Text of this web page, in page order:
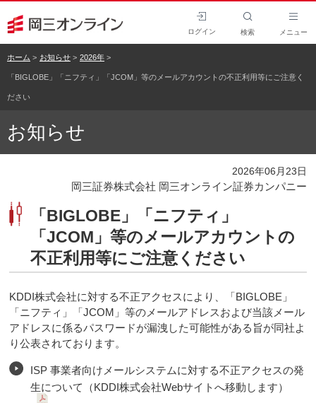
ログイン 検索 メニュー
ホーム お知らせ 2026年
「BIGLOBE」「ニフティ」「JCOM」等のメールアカウントの不正利用等にご注意く
ださい
お知らせ
2026年06月23日
岡三証券株式会社 岡三オンライン証券カンパニー
「BIGLOBE」「ニフティ」
「JCOM」等のメールアカウントの
不正利用等にご注意ください
KDDI株式会社に対する不正アクセスにより、「BIGLOBE」
「ニフティ」「JCOM」等のメールアドレスおよび当該メール
アドレスに係るパスワードが漏洩した可能性がある旨が同社よ
り公表されております。
ISP 事業者向けメールシステムに対する不正アクセスの発
生について（KDDI株式会社Webサイトへ移動します）